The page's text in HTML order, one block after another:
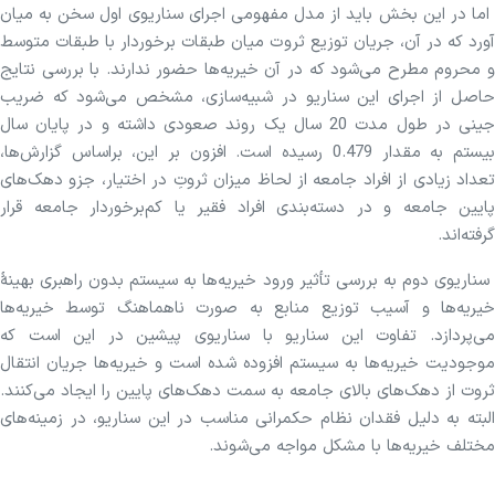
اما در این بخش باید از مدل مفهومی اجرای سناریوی اول سخن به میان
آورد که در آن، جریان توزیع ثروت میان طبقات برخوردار با طبقات متوسط
و محروم مطرح می‌شود که در آن خیریه‌ها حضور ندارند. با بررسی نتایج
حاصل از اجرای این سناریو در شبیه‌سازی، مشخص می‌شود که ضریب
جینی در طول مدت 20 سال یک روند صعودی داشته و در پایان سال
بیستم به مقدار 0.479 رسیده‌ است. افزون بر این، براساس گزارش‌ها،
تعداد زیادی از افراد جامعه از لحاظ میزان ثروتِ در اختیار، جزو دهک‌های
پایین جامعه و در دسته‌بندی افراد فقیر یا کم‌برخوردار جامعه قرار
گرفته‌اند.
سناریوی دوم به بررسی تأثیر ورود خیریه‌ها به سیستم بدون راهبری بهینۀ
خیریه‌ها و آسیب توزیع منابع به ‌صورت ناهماهنگ توسط خیریه‌ها
می‌پردازد. تفاوت این سناریو با سناریوی پیشین در این است که
موجودیت خیریه‌ها به سیستم افزوده شده است و خیریه‌ها جریان انتقال
ثروت از دهک‌های بالای جامعه به سمت دهک‌های پایین را ایجاد می‌کنند.
البته به دلیل فقدان نظام حکمرانی مناسب در این سناریو، در زمینه‌های
مختلف خیریه‌ها با مشکل مواجه می‌شوند.